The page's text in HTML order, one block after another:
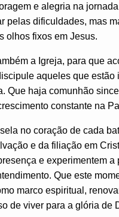
e alegria na
pelas dificuldades, mas
olhos fixos em Jesus.
a Igreja, para que
aqueles que estão
Que haja comunhão
constante na
no coração de cada
e da filiação em
e experimentem a
Que este
marco espiritual,
de viver para a glória de